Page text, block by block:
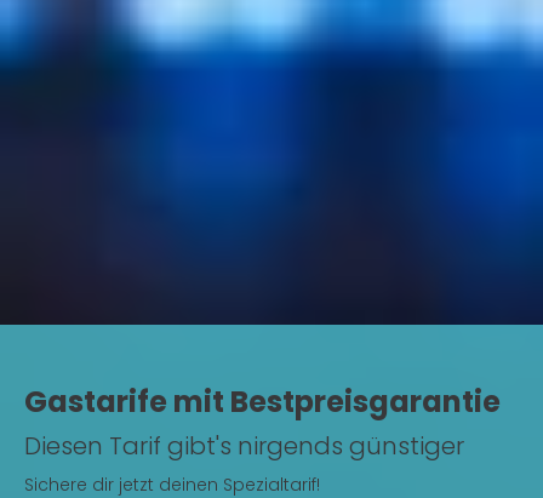
Gastarife mit Bestpreisgarantie
Diesen Tarif gibt's nirgends günstiger
Sichere dir jetzt deinen Spezialtarif!